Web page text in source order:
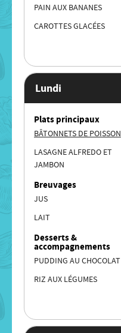
PAIN AUX BANANES
CAROTTES GLACÉES
Lundi
Plats principaux
BÂTONNETS DE POISSON
LASAGNE ALFREDO ET
JAMBON
Breuvages
JUS
LAIT
Desserts &
accompagnements
PUDDING AU CHOCOLAT
RIZ AUX LÉGUMES